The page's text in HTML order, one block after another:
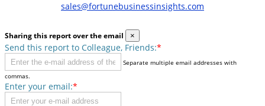
sales@fortunebusinessinsights.com
Sharing this report over the email ×
Send this report to Colleague, Friends:*
Separate multiple email addresses with
commas.
Enter your email:*